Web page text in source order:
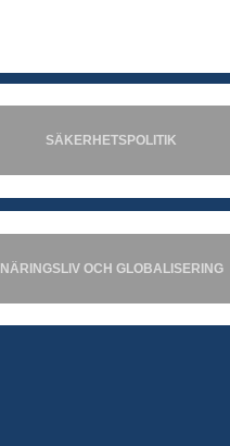
SÄKERHETSPOLITIK
NÄRINGSLIV OCH GLOBALISERING